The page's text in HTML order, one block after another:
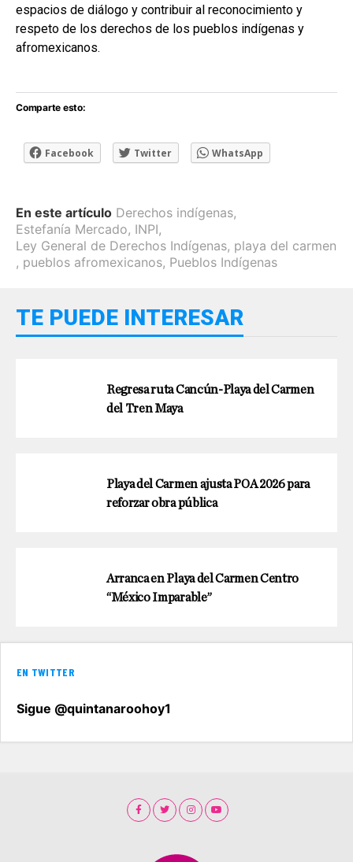
espacios de diálogo y contribuir al reconocimiento y
respeto de los derechos de los pueblos indígenas y
afromexicanos.
Comparte esto:
Facebook Twitter WhatsApp
En este artículo Derechos indígenas,
Estefanía Mercado, INPI,
Ley General de Derechos Indígenas, playa del carmen
, pueblos afromexicanos, Pueblos Indígenas
TE PUEDE INTERESAR
Regresa ruta Cancún-Playa del Carmen
del Tren Maya
Playa del Carmen ajusta POA 2026 para
reforzar obra pública
Arranca en Playa del Carmen Centro
“México Imparable”
EN TWITTER
Sigue @quintanaroohoy1